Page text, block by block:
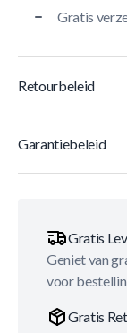
Gratis
Retourbeleid
Garantiebeleid
Gratis
Geniet van
voor
Gratis